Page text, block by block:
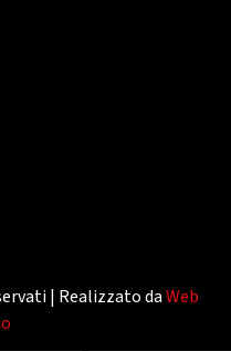
| Realizzato daWeb